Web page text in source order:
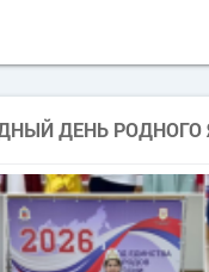
язык-это
иранской группе
Он является
истории
включая
и давление
возможности для